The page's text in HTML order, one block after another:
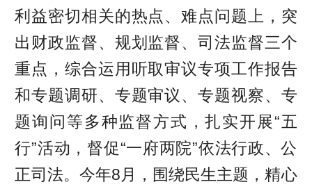
利益密切相关的热点、难点问题上，突
出财政监督、规划监督、司法监督三个
重点，综合运用听取审议专项工作报告
和专题调研、专题审议、专题视察、专
题询问等多种监督方式，扎实开展“五
行”活动，督促“一府两院”依法行政、公
正司法。今年8月，围绕民生主题，精心